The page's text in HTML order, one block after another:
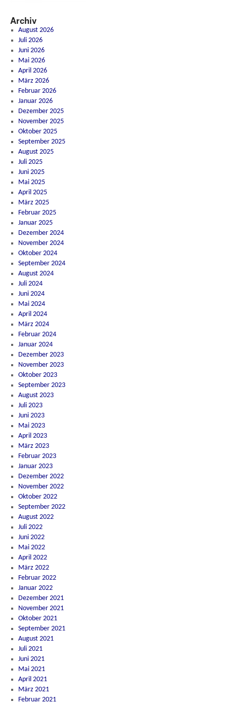
Archiv
August 2026
Juli 2026
Juni 2026
Mai 2026
April 2026
März 2026
Februar 2026
Januar 2026
Dezember 2025
November 2025
Oktober 2025
September 2025
August 2025
Juli 2025
Juni 2025
Mai 2025
April 2025
März 2025
Februar 2025
Januar 2025
Dezember 2024
November 2024
Oktober 2024
September 2024
August 2024
Juli 2024
Juni 2024
Mai 2024
April 2024
März 2024
Februar 2024
Januar 2024
Dezember 2023
November 2023
Oktober 2023
September 2023
August 2023
Juli 2023
Juni 2023
Mai 2023
April 2023
März 2023
Februar 2023
Januar 2023
Dezember 2022
November 2022
Oktober 2022
September 2022
August 2022
Juli 2022
Juni 2022
Mai 2022
April 2022
März 2022
Februar 2022
Januar 2022
Dezember 2021
November 2021
Oktober 2021
September 2021
August 2021
Juli 2021
Juni 2021
Mai 2021
April 2021
März 2021
Februar 2021